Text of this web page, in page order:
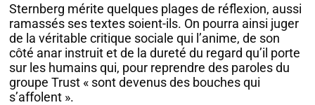
Sternberg mérite quelques plages de réflexion, aussi
ramassés ses textes soient-ils. On pourra ainsi juger
de la véritable critique sociale qui l’anime, de son
côté anar instruit et de la dureté du regard qu’il porte
sur les humains qui, pour reprendre des paroles du
groupe Trust « sont devenus des bouches qui
s’affolent ».